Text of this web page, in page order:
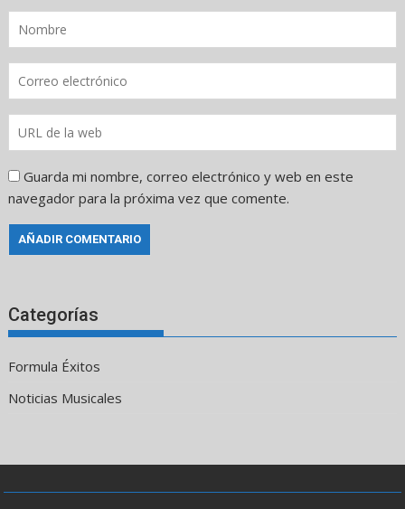
Guarda mi nombre, correo electrónico y web en este
navegador para la próxima vez que comente.
Categorías
Formula Éxitos
Noticias Musicales